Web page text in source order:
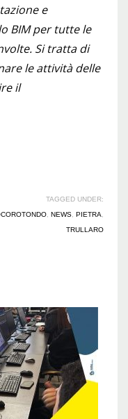
e
BIM per tutte le
Si tratta di
le attività delle
il
TAGGED UNDER:
NEWS PIETRA
TRULLARO